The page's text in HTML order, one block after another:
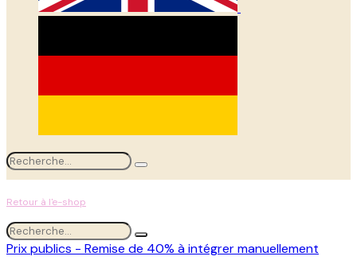
Retour à l'e-shop
Prix publics - Remise de 40% à intégrer manuellement